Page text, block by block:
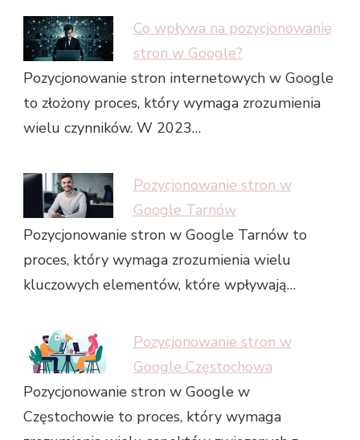
Co wpływa na pozycjonowanie
stron w Google?
Pozycjonowanie stron internetowych w Google
to złożony proces, który wymaga zrozumienia
wielu czynników. W 2023…
Pozycjonowanie stron w
Google Tarnów
Pozycjonowanie stron w Google Tarnów to
proces, który wymaga zrozumienia wielu
kluczowych elementów, które wpływają…
Pozycjonowanie stron w
Google Częstochowa
Pozycjonowanie stron w Google w
Częstochowie to proces, który wymaga